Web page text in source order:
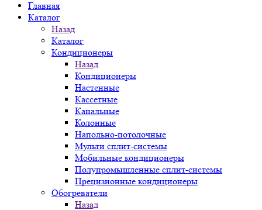
Главная
Каталог
Назад
Каталог
Кондиционеры
Назад
Кондиционеры
Настенные
Кассетные
Канальные
Колонные
Напольно-потолочные
Мульти сплит-системы
Мобильные кондиционеры
Полупромышленные сплит-системы
Прецизионные кондиционеры
Обогреватели
Назад